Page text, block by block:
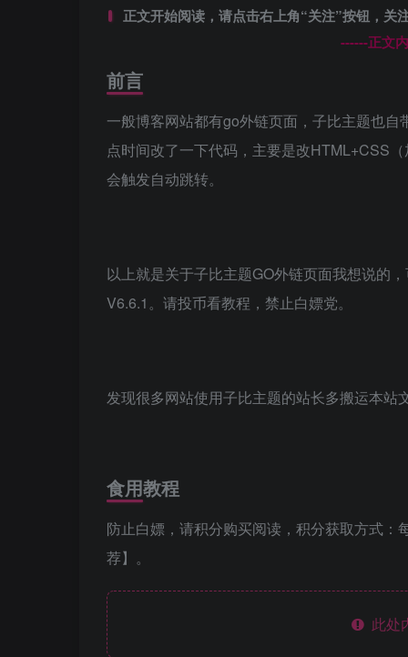
正文开始阅读，请点击右上角“关注”按钮，关
------正文
前言
一般博客网站都有go外链页面，子比主题也
点时间改了一下代码，主要是改HTML+CSS
会触发自动跳转。
以上就是关于子比主题GO外链页面我想说的
V6.6.1。请投币看教程，禁止白嫖党。
发现很多网站使用子比主题的站长多搬运本
食用教程
防止白嫖，请积分购买阅读，积分获取方式
荐】。
此处